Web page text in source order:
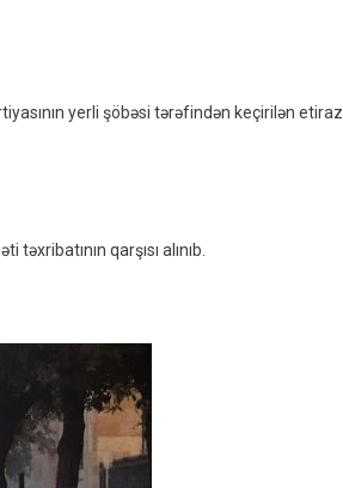
yerli şöbəsi tərəfindən keçirilən etiraz
qarşısı alınıb.